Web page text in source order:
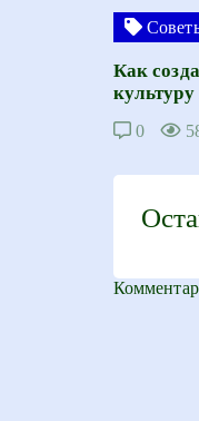
Как
культуру
0